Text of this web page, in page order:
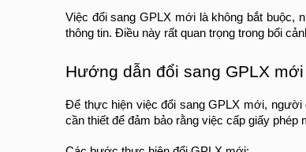
Việc đổi sang GPLX mới là không bắt buộc,
thông tin. Điều này rất quan trọng trong bối
Hướng dẫn đổi sang GPLX mới
Để thực hiện việc đổi sang GPLX mới,
cần thiết để đảm bảo rằng việc cấp giấy phép